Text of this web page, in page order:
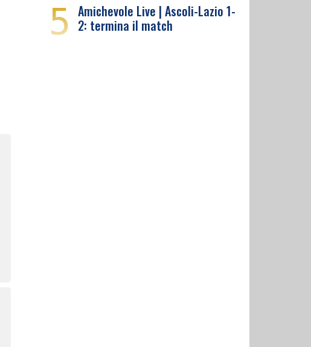
5 Amichevole Live | Ascoli-Lazio 1-
2: termina il match